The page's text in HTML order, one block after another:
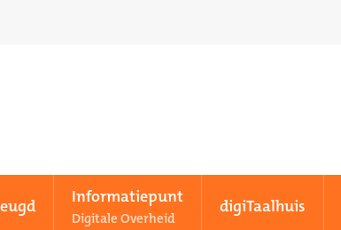
Informatiepunt
Digitale Overheid
digiTaalhuis